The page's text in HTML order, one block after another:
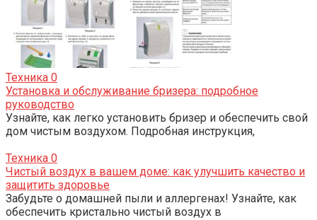
Техника 0
Установка и обслуживание бризера: подробное
руководство
Узнайте, как легко установить бризер и обеспечить свой
дом чистым воздухом. Подробная инструкция,
Техника 0
Чистый воздух в вашем доме: как улучшить качество и
защитить здоровье
Забудьте о домашней пыли и аллергенах! Узнайте, как
обеспечить кристально чистый воздух в